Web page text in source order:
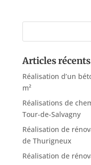
Articles récents
Réalisation d’un
m²
Réalisations de
Tour-de-Salvagny
Réalisation de
de Thurigneux
Réalisation de